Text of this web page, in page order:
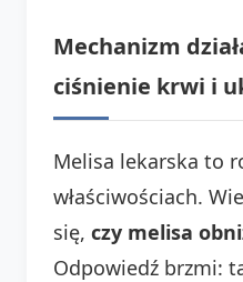
Mechanizm
ciśnienie krwi i
Melisa lekarska to
właściwościach.
się, czy melisa
Odpowiedź brzmi: